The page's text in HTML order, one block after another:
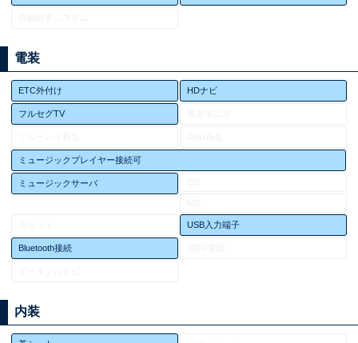
電装
ETC外付け HDナビ
フルセグTV
ミュージックプレイヤー接続可
ミュージックサーバ
USB入力端子
Bluetooth接続
内装